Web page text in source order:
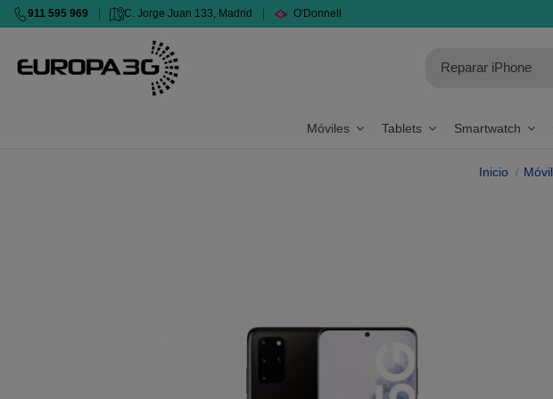
911 595 969 C. Jorge Juan 133, Madrid O'Donnell
Móviles Tablets Smartwatch
Inicio Móvil